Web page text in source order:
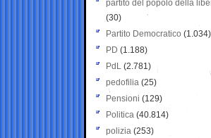
partito del popolo della
(30)
Partito Democratico (1.034)
PD (1.188)
PdL (2.781)
pedofilia (25)
Pensioni (129)
Politica (40.814)
polizia (253)